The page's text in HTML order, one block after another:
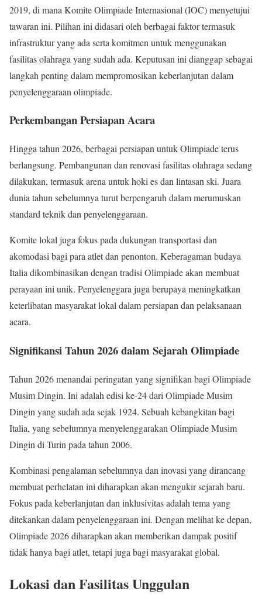
2019, di mana Komite Olimpiade Internasional (IOC) menyetujui
tawaran ini. Pilihan ini didasari oleh berbagai faktor termasuk
infrastruktur yang ada serta komitmen untuk menggunakan
fasilitas olahraga yang sudah ada. Keputusan ini dianggap sebagai
langkah penting dalam mempromosikan keberlanjutan dalam
penyelenggaraan olimpiade.
Perkembangan Persiapan Acara
Hingga tahun 2026, berbagai persiapan untuk Olimpiade terus
berlangsung. Pembangunan dan renovasi fasilitas olahraga sedang
dilakukan, termasuk arena untuk hoki es dan lintasan ski. Juara
dunia tahun sebelumnya turut berpengaruh dalam merumuskan
standard teknik dan penyelenggaraan.
Komite lokal juga fokus pada dukungan transportasi dan
akomodasi bagi para atlet dan penonton. Keberagaman budaya
Italia dikombinasikan dengan tradisi Olimpiade akan membuat
perayaan ini unik. Penyelenggara juga berupaya meningkatkan
keterlibatan masyarakat lokal dalam persiapan dan pelaksanaan
acara.
Signifikansi Tahun 2026 dalam Sejarah Olimpiade
Tahun 2026 menandai peringatan yang signifikan bagi Olimpiade
Musim Dingin. Ini adalah edisi ke-24 dari Olimpiade Musim
Dingin yang sudah ada sejak 1924. Sebuah kebangkitan bagi
Italia, yang sebelumnya menyelenggarakan Olimpiade Musim
Dingin di Turin pada tahun 2006.
Kombinasi pengalaman sebelumnya dan inovasi yang dirancang
membuat perhelatan ini diharapkan akan mengukir sejarah baru.
Fokus pada keberlanjutan dan inklusivitas adalah tema yang
ditekankan dalam penyelenggaraan ini. Dengan melihat ke depan,
Olimpiade 2026 diharapkan akan memberikan dampak positif
tidak hanya bagi atlet, tetapi juga bagi masyarakat global.
Lokasi dan Fasilitas Unggulan